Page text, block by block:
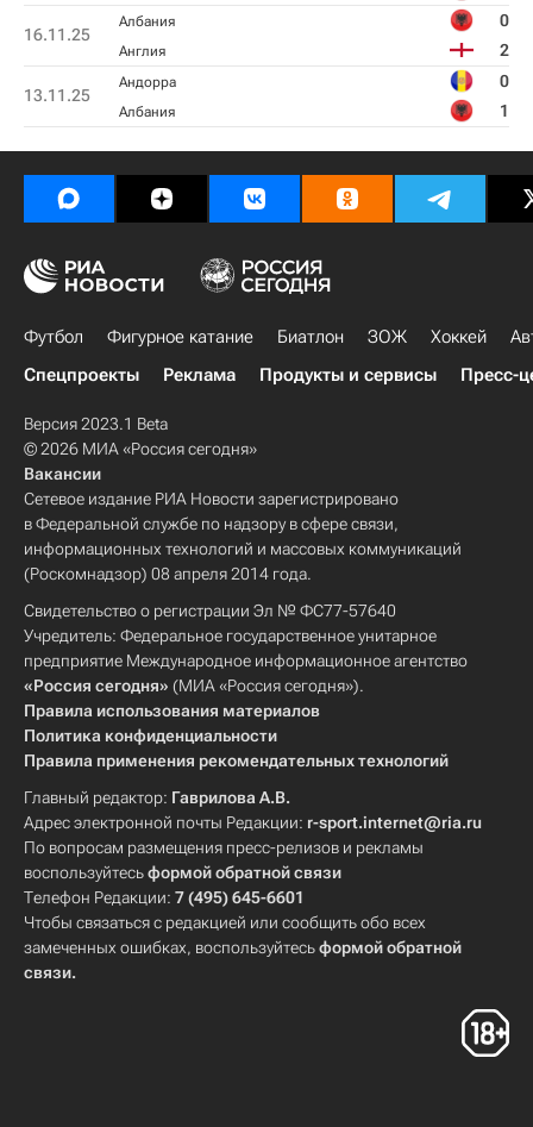
16.11.25
Албания 0
Англия 2
13.11.25
Андорра 0
Албания 1
Футбол Фигурное катание Биатлон ЗОЖ Хоккей
Спецпроекты
Реклама Продукты и сервисы Пресс-
Версия 2023.1 Beta
© 2026 МИА «Россия сегодня»
Вакансии
Сетевое издание РИА Новости зарегистрировано
в Федеральной службе по надзору в сфере связи,
информационных технологий и массовых коммуникаций
(Роскомнадзор) 08 апреля 2014 года.
Свидетельство о регистрации Эл № ФС77-57640
Учредитель: Федеральное государственное унитарное
предприятие Международное информационное агентство
«Россия сегодня» (МИА «Россия сегодня»).
Правила использования материалов
Политика конфиденциальности
Правила применения рекомендательных технологий
Главный редактор: Гаврилова А.В.
Адрес электронной почты Редакции: r-sport.internet@ria.ru
По вопросам размещения пресс-релизов и рекламы
воспользуйтесьформой обратной связи
Телефон Редакции: 7 (495) 645-6601
Чтобы связаться с редакцией или сообщить обо всех
замеченных ошибках, воспользуйтесьформой обратной
связи.